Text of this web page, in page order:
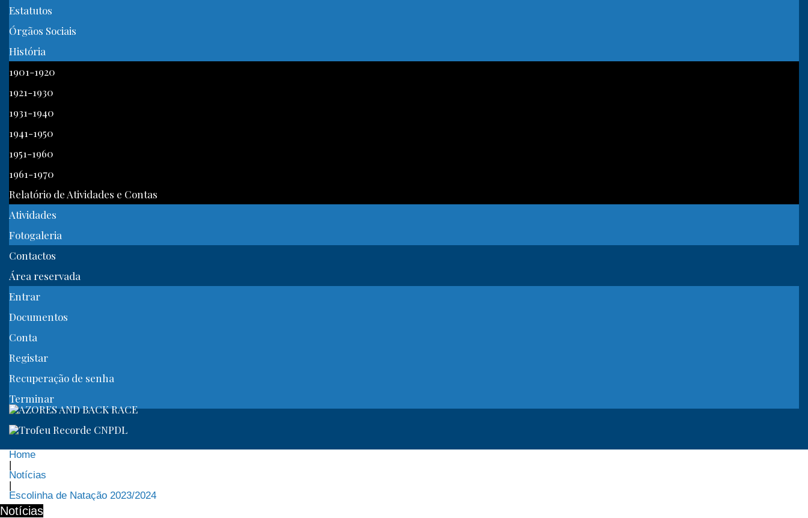
Estatutos
Órgãos Sociais
História
1901-1920
1921-1930
1931-1940
1941-1950
1951-1960
1961-1970
Relatório de Atividades e Contas
Atividades
Fotogaleria
Contactos
Área reservada
Entrar
Documentos
Conta
Registar
Recuperação de senha
Terminar
Home
|
Notícias
|
Escolinha de Natação 2023/2024
Notícias